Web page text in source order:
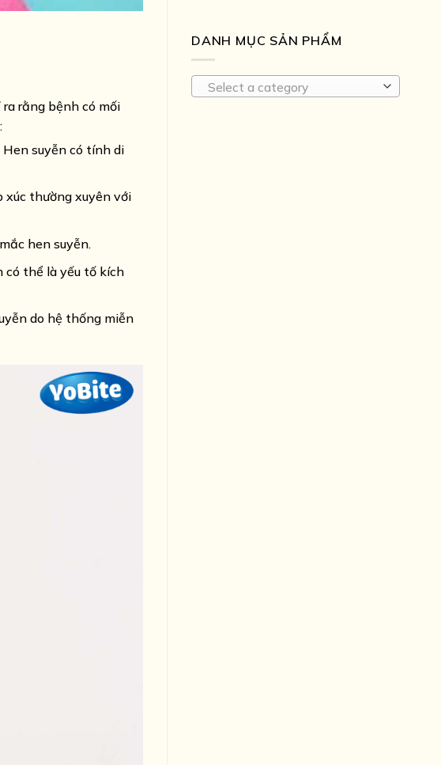
rằng bệnh có mối
Hen suyễn có tính di
xúc thường xuyên với
hen suyễn.
có thể là yếu tố kích
do hệ thống miễn
DANH MỤC SẢN PHẨM
Select a category